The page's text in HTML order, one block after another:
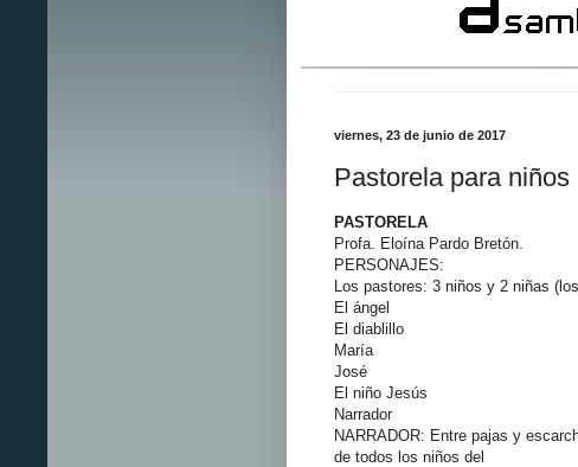
viernes, 23 de junio de 2017
Pastorela para niños
PASTORELA
Profa. Eloína Pardo Bretón.
PERSONAJES:
Los pastores: 3 niños y 2 niñas
El ángel
El diablillo
María
José
El niño Jesús
Narrador
NARRADOR: Entre pajas y
de todos los niños del